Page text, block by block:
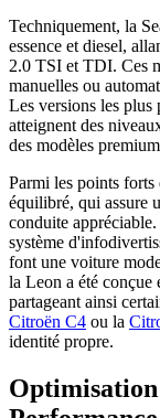
Techniquement, la
essence et diesel,
2.0 TSI et TDI. Ces
manuelles ou
Les versions les plus
atteignent des
des modèles
Parmi les points forts
équilibré, qui assure
conduite
système
font une voiture
la Leon a été
partageant ainsi
Citroën C4 ou la
identité propre.